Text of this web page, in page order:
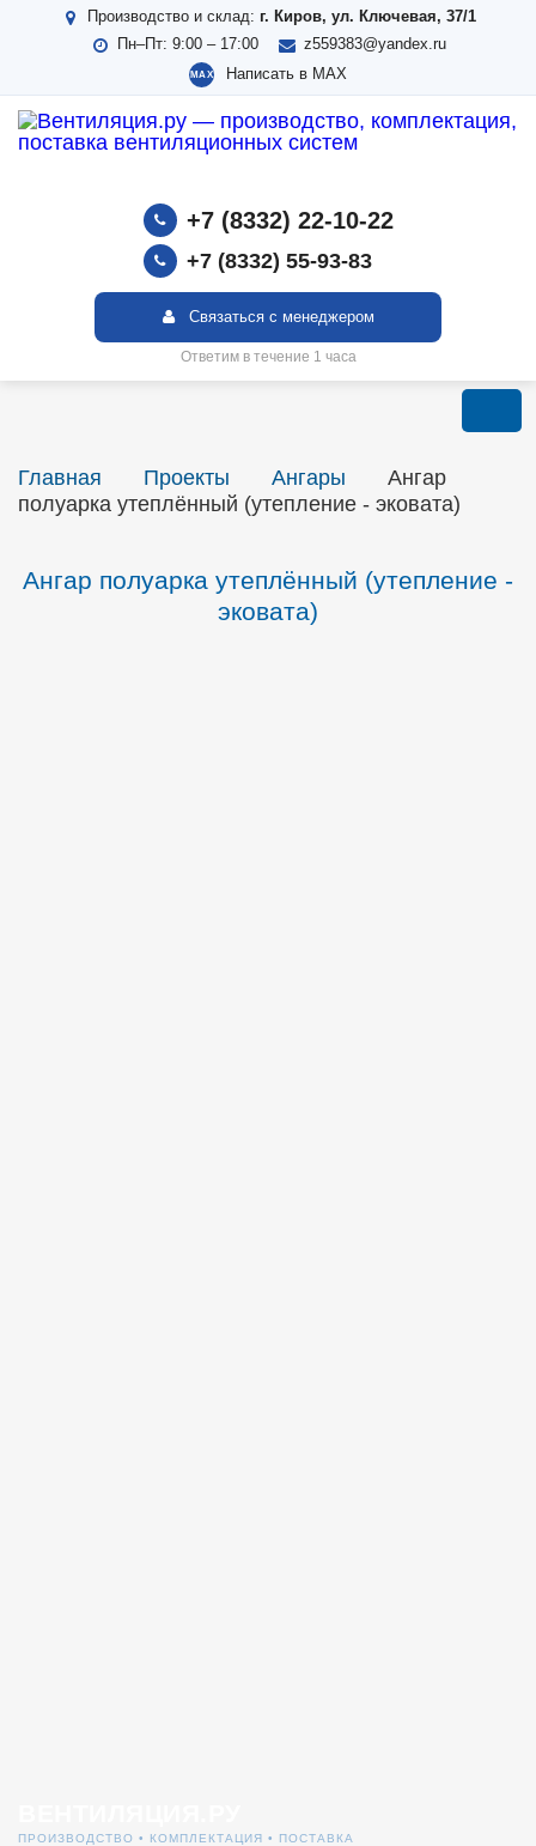
Производство и склад: г. Киров, ул. Ключевая, 37/1
Пн–Пт: 9:00 – 17:00
z559383@yandex.ru
MAX Написать в MAX
+7 (8332) 22‑10-22
+7 (8332) 55-93-83
Связаться с менеджером
Ответим в течение 1 часа
Главная Проекты Ангары
Ангар
полуарка утеплённый (утепление - эковата)
Ангар полуарка утеплённый (утепление -
эковата)
ПРОИЗВОДСТВО • КОМПЛЕКТАЦИЯ • ПОСТАВКА